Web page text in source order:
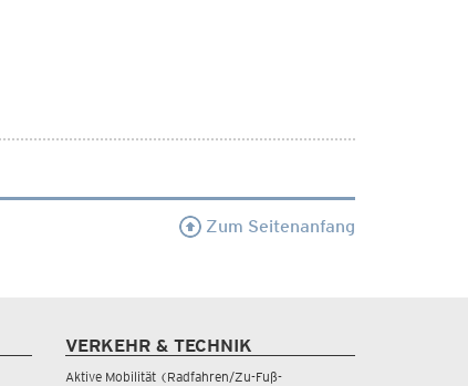
Zum Seitenanfang
VERKEHR & TECHNIK
Aktive Mobilität (Radfahren/Zu-Fuß-